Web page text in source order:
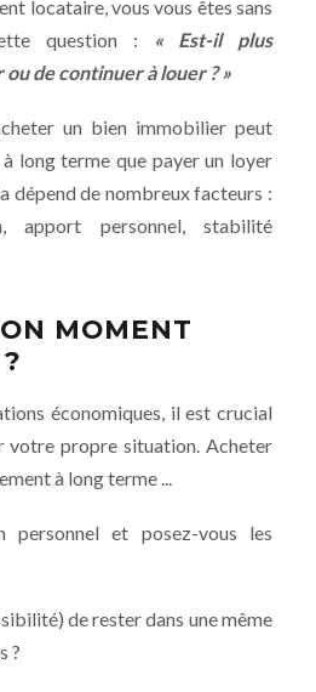
locataire, vous vous êtes sans
question :
« Est-il plus
ou de continuer à louer ? »
un bien immobilier peut
long terme que payer un loyer
dépend de nombreux facteurs :
apport personnel, stabilité
MOMENT
économiques, il est crucial
votre propre situation. Acheter
à long terme ...
et posez-vous les
de rester dans une même
?